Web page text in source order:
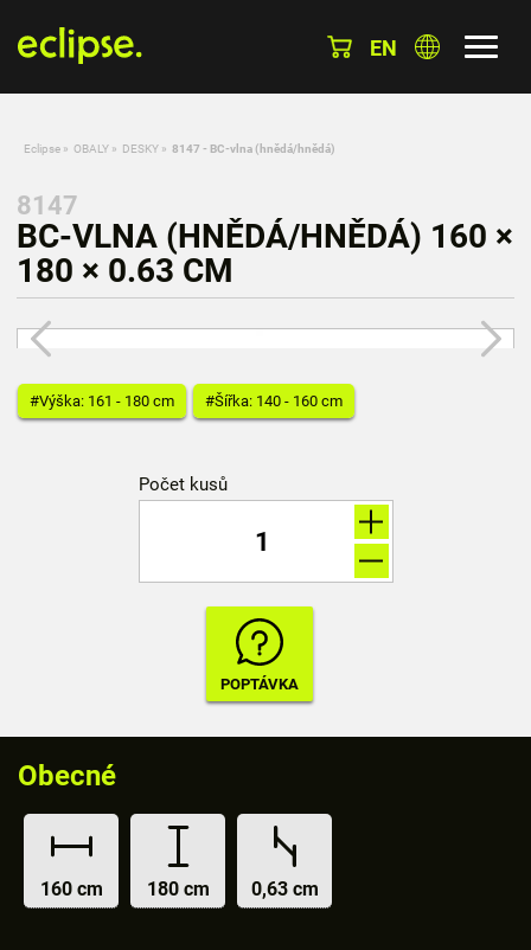
EN
Eclipse » OBALY » DESKY » 8147 - BC-vlna (hnědá/hnědá)
8147
BC-VLNA (HNĚDÁ/HNĚDÁ) 160 ×
180 × 0.63 CM
#Výška: 161 - 180 cm #Šířka: 140 - 160 cm
Počet kusů
Obecné
160 cm 180 cm 0,63 cm